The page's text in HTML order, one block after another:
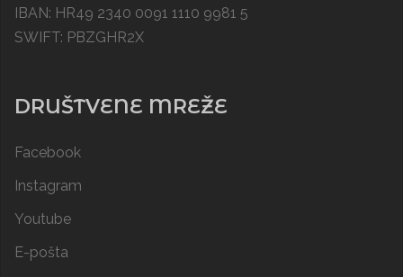
IBAN: HR49 2340 0091 1110 9981 5
SWIFT: PBZGHR2X
DRUŠTVENE MREŽE
Facebook
Instagram
Youtube
E-pošta